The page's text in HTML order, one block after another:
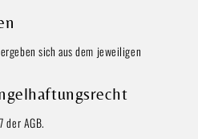
sich aus dem jeweiligen
der AGB.